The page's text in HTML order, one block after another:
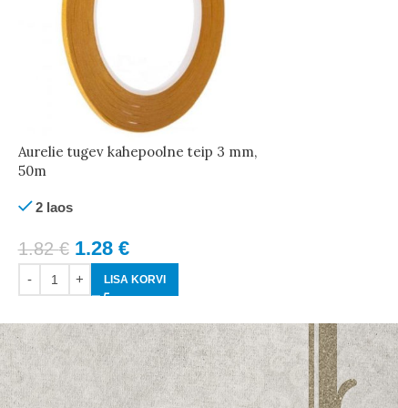
Aurelie tugev kahepoolne teip 3 mm,
50m
2 laos
1.82€ 1.28 €
LISA KORVI